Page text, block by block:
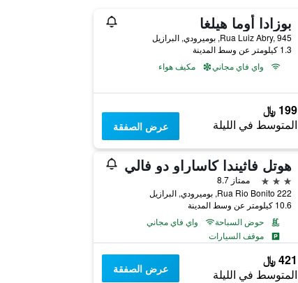
بوزادا أوما هيلغا
Rua Luiz Abry, 945, بوميرودي, البرازيل
1.3 كيلومتر عن وسط المدينة
واي فاي مجاني
مكيف هواء
199 ﷼
المتوسط في الليلة عرض الصفقة
هوتل فاثيندا كاساراو دو فالي
3 نجوم
ممتاز 8.7
Rua Rio Bonito 222, بوميرودي, البرازيل
10.6 كيلومتر عن وسط المدينة
حوض السباحة
واي فاي مجاني
موقف السيارات
421 ﷼
المتوسط في الليلة عرض الصفقة